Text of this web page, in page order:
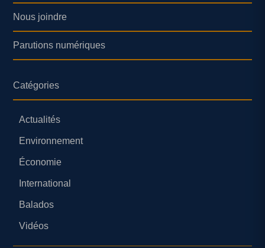
Nous joindre
Parutions numériques
Catégories
Actualités
Environnement
Économie
International
Balados
Vidéos